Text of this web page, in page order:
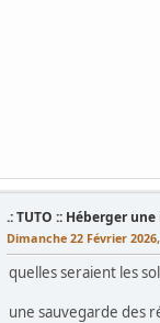
.: TUTO :: Héberger
Dimanche 22 Février
quelles seraient les
une sauvegarde des